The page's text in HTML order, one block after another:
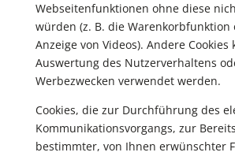
Webseitenfunktionen ohne diese
würden (z. B. die Warenkorbfunktion
Anzeige von Videos). Andere Cookies
Auswertung des Nutzerverhaltens
Werbezwecken verwendet werden.
Cookies, die zur Durchführung des
Kommunikationsvorgangs, zur
bestimmter, von Ihnen erwünschter